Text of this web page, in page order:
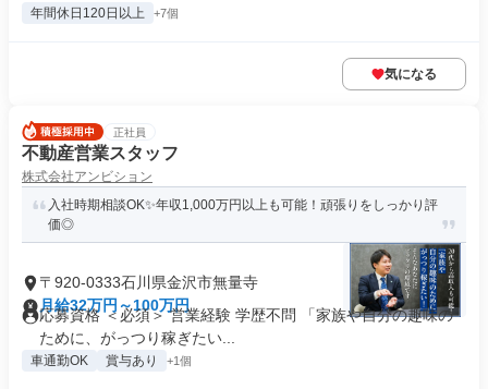
年間休日120日以上 +7個
気になる
正社員
不動産営業スタッフ
株式会社アンビション
入社時期相談OK✨年収1,000万円以上も可能！頑張りをしっかり評
価◎
〒920-0333石川県金沢市無量寺
月給32万円～100万円
応募資格 ＜必須＞ 営業経験 学歴不問 「家族や自分の趣味の
ために、がっつり稼ぎたい...
車通勤OK 賞与あり +1個